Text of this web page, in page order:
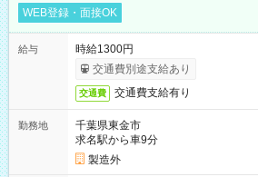
WEB登録・面接OK
給与
時給1300円
交通費別途支給あり
交通費 交通費支給有り
勤務地
千葉県東金市
求名駅から車9分
製造外